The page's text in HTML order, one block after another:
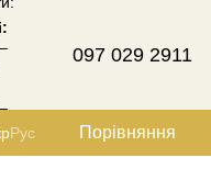
097 029 2911
Рус Порівняння